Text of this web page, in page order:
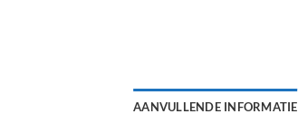
AANVULLENDE INFORMATIE